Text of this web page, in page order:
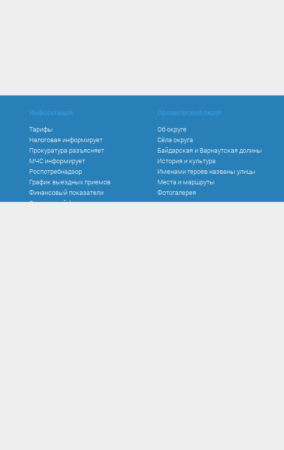
Информация
Тарифы
Налоговая информирует
Прокуратура разъясняет
МЧС информирует
Роспотребнадзор
График выездных приемов
Финансовый показатели
Социальный фонд
Орлиновский округ
Об округе
Сёла округа
Байдарская и Варнаутская долины
История и культура
Именами героев названы улицы
Места и маршруты
Фотогалерея